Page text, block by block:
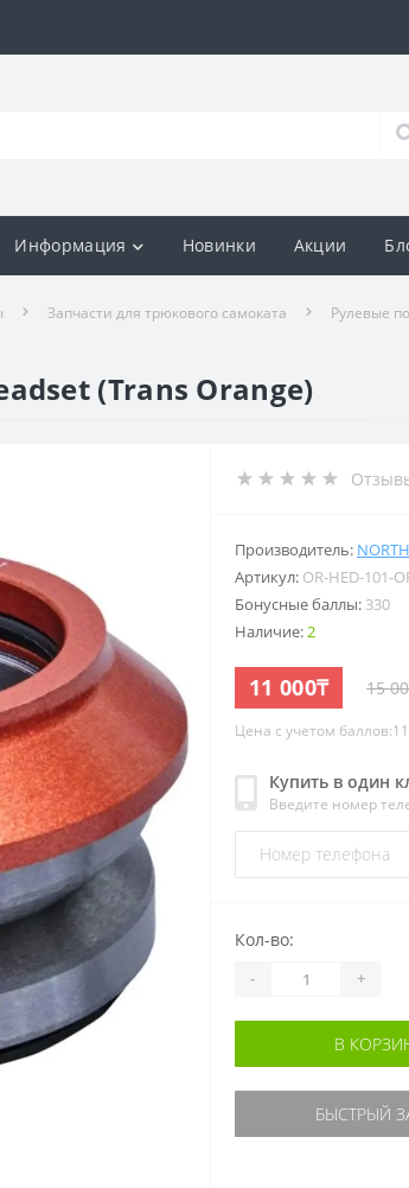
Информация Новинки Акции
Запчасти для трюкового самоката
Рулевые
(Trans Orange)
Производитель:
Артикул: OR-HED-101-
Бонусные баллы: 330
Наличие: 2
11 000₸ 15
Цена с учетом
Купить в один
Введите номер
Кол-во:
- +
В
БЫСТРЫЙ